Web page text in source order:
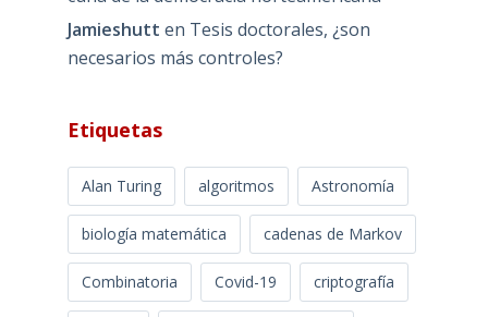
Jamieshutt en Tesis doctorales, ¿son
necesarios más controles?
Etiquetas
Alan Turing algoritmos Astronomía
biología matemática cadenas de Markov
Combinatoria Covid-19 criptografía